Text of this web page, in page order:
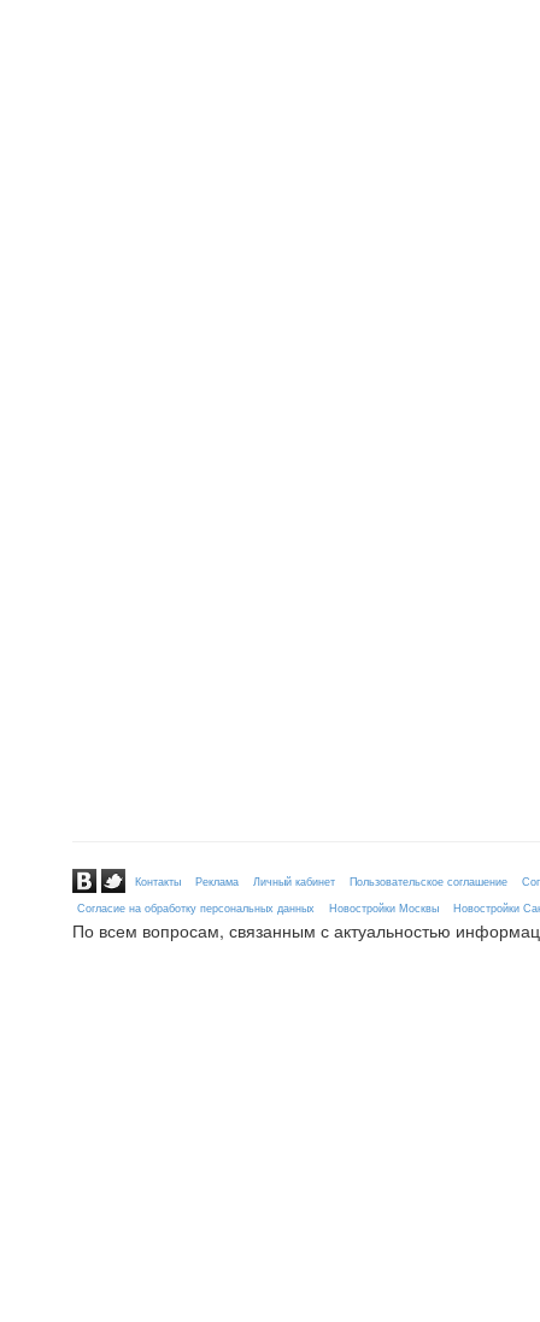
Контакты Реклама Личный кабинет Пользовательское соглашение
Согласие на обработку персональных данных
Новостройки Москвы Новостройки
По всем вопросам, связанным с актуальностью